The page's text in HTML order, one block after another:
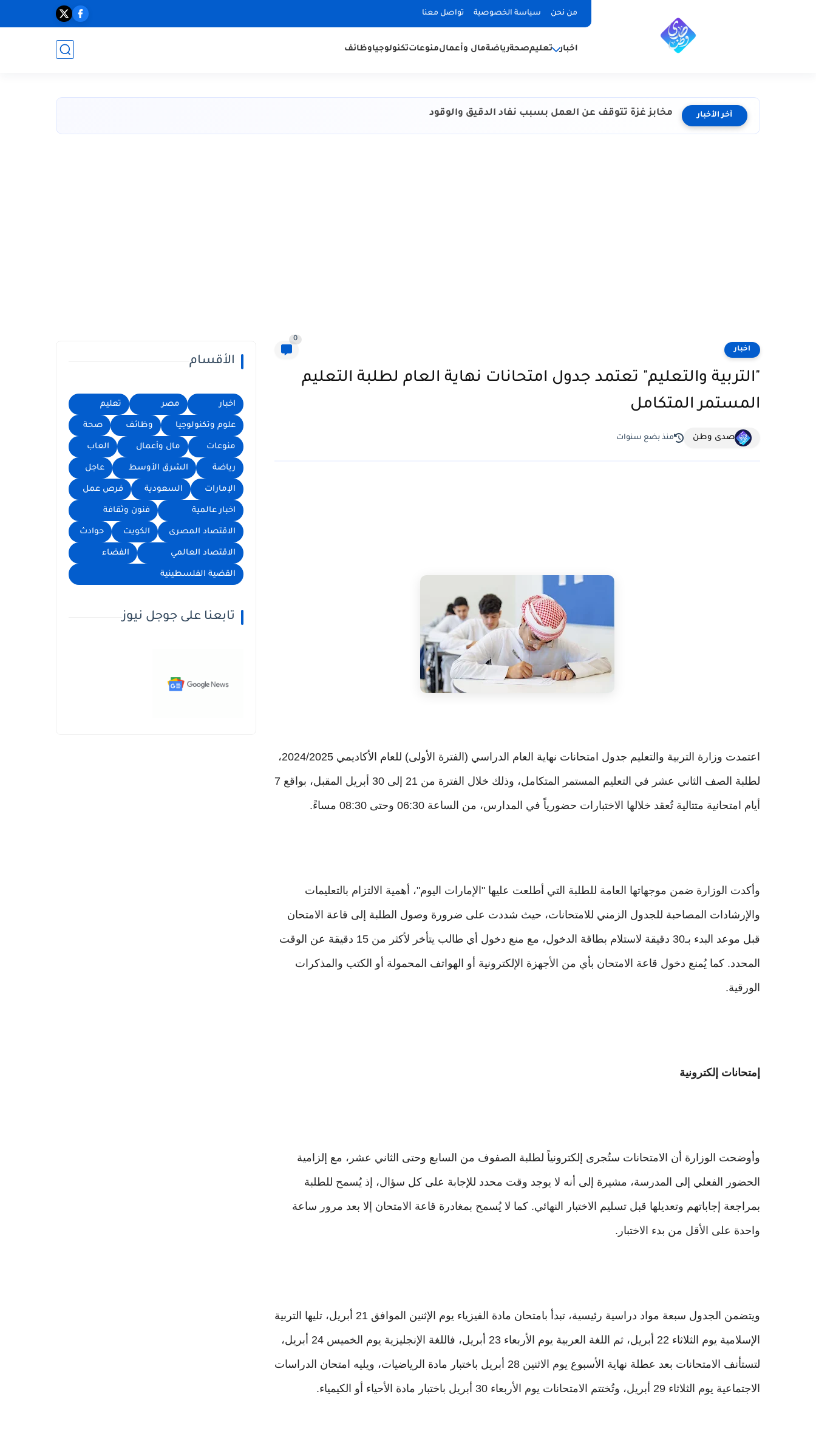
من نحن سياسة الخصوصية تواصل معنا
اخبار تعليمصحةرياضةمال وأعمالمنوعاتتكنولوجياوظائف
آخر الأخبار مخابز غزة تتوقف عن العمل بسبب نفاد الدقيق والوقود
اخبار
0
"التربية والتعليم" تعتمد جدول امتحانات نهاية العام لطلبة التعليم
المستمر المتكامل
صدى وطن منذ بضع سنوات
اعتمدت وزارة التربية والتعليم جدول امتحانات نهاية العام الدراسي (الفترة الأولى) للعام الأكاديمي 2024/2025،
لطلبة الصف الثاني عشر في التعليم المستمر المتكامل، وذلك خلال الفترة من 21 إلى 30 أبريل المقبل، بواقع 7
أيام امتحانية متتالية تُعقد خلالها الاختبارات حضورياً في المدارس، من الساعة 06:30 وحتى 08:30 مساءً.
وأكدت الوزارة ضمن موجهاتها العامة للطلبة التي أطلعت عليها "الإمارات اليوم"، أهمية الالتزام بالتعليمات
والإرشادات المصاحبة للجدول الزمني للامتحانات، حيث شددت على ضرورة وصول الطلبة إلى قاعة الامتحان
قبل موعد البدء بـ30 دقيقة لاستلام بطاقة الدخول، مع منع دخول أي طالب يتأخر لأكثر من 15 دقيقة عن الوقت
المحدد. كما يُمنع دخول قاعة الامتحان بأي من الأجهزة الإلكترونية أو الهواتف المحمولة أو الكتب والمذكرات
الورقية.
إمتحانات إلكترونية
وأوضحت الوزارة أن الامتحانات ستُجرى إلكترونياً لطلبة الصفوف من السابع وحتى الثاني عشر، مع إلزامية
الحضور الفعلي إلى المدرسة، مشيرة إلى أنه لا يوجد وقت محدد للإجابة على كل سؤال، إذ يُسمح للطلبة
بمراجعة إجاباتهم وتعديلها قبل تسليم الاختبار النهائي. كما لا يُسمح بمغادرة قاعة الامتحان إلا بعد مرور ساعة
واحدة على الأقل من بدء الاختبار.
ويتضمن الجدول سبعة مواد دراسية رئيسية، تبدأ بامتحان مادة الفيزياء يوم الإثنين الموافق 21 أبريل، تليها التربية
الإسلامية يوم الثلاثاء 22 أبريل، ثم اللغة العربية يوم الأربعاء 23 أبريل، فاللغة الإنجليزية يوم الخميس 24 أبريل،
لتستأنف الامتحانات بعد عطلة نهاية الأسبوع يوم الاثنين 28 أبريل باختبار مادة الرياضيات، ويليه امتحان الدراسات
الاجتماعية يوم الثلاثاء 29 أبريل، وتُختتم الامتحانات يوم الأربعاء 30 أبريل باختبار مادة الأحياء أو الكيمياء.
الأقسام
اخبار مصر تعليم
علوم وتكنولوجيا وظائف صحة
منوعات مال وأعمال العاب
رياضة الشرق الأوسط عاجل
الإمارات السعودية فرص عمل
اخبار عالمية فنون وثقافة
الاقتصاد المصرى الكويت حوادث
الاقتصاد العالمي الفضاء
القضية الفلسطينية
تابعنا على جوجل نيوز